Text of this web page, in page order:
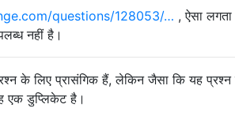
questions/128053/… , ऐसा
नहीं है।
के लिए प्रासंगिक हैं, लेकिन जैसा कि यह प्रश्न
एक डुप्लिकेट है।